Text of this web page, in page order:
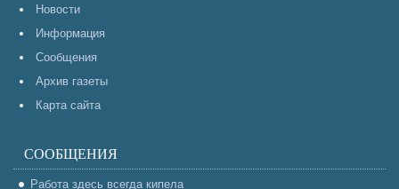
Новости
Информация
Сообщения
Архив газеты
Карта сайта
СООБЩЕНИЯ
Работа здесь всегда кипела